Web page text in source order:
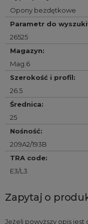
Opony bezdętkowe
Parametr do
26525
Magazyn:
Mag.6
Szerokość i profil:
26.5
Średnica:
25
Nośność:
209A2/193B
TRA code:
E3/L3
Zapytaj o
Jeżeli powyższy opis jest